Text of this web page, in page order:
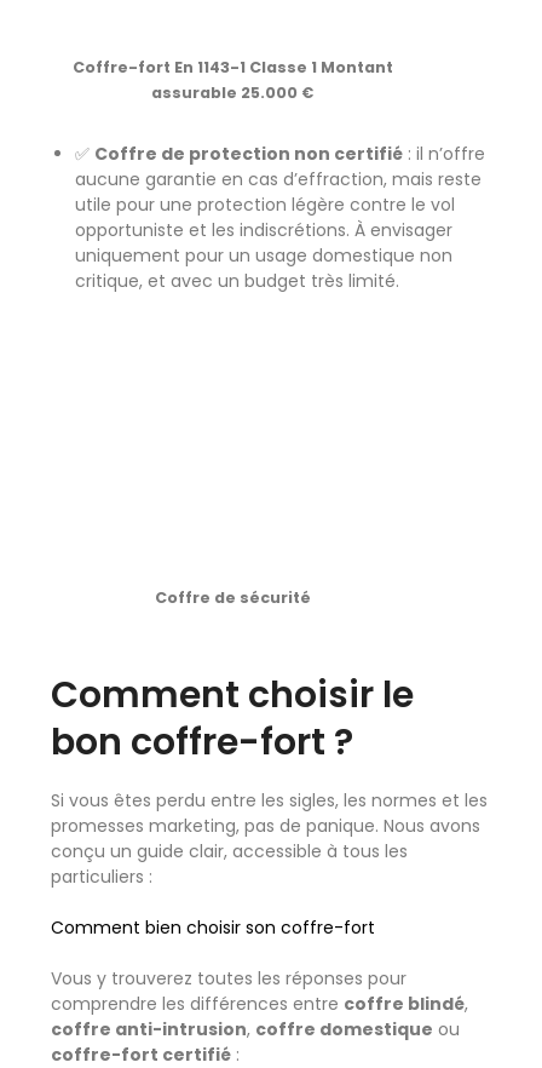
Coffre-fort En 1143-1 Classe 1 Montant
assurable 25.000 €
✅ Coffre de protection non certifié : il n’offre
aucune garantie en cas d’effraction, mais reste
utile pour une protection légère contre le vol
opportuniste et les indiscrétions. À envisager
uniquement pour un usage domestique non
critique, et avec un budget très limité.
Coffre de sécurité
Comment choisir le
bon coffre-fort ?
Si vous êtes perdu entre les sigles, les normes et les
promesses marketing, pas de panique. Nous avons
conçu un guide clair, accessible à tous les
particuliers :
Comment bien choisir son coffre-fort
Vous y trouverez toutes les réponses pour
comprendre les différences entre coffre blindé,
coffre anti-intrusion, coffre domestique ou
coffre-fort certifié :